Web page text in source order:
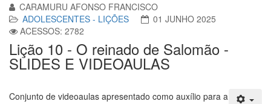
CARAMURU AFONSO FRANCISCO
ADOLESCENTES - LIÇÕES
01 JUNHO 2025
ACESSOS: 2782
Lição 10 - O reinado de Salomão -
SLIDES E VIDEOAULAS
Conjunto de videoaulas apresentado como auxílio para a